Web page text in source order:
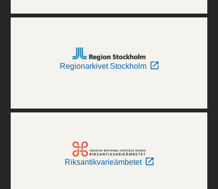
Regionarkivet Stockholm
Riksantikvarieämbetet